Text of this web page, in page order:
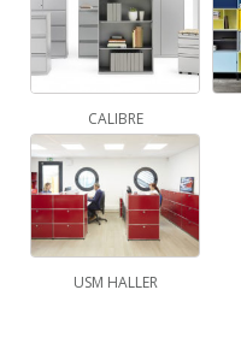
CALIBRE
USM HALLER